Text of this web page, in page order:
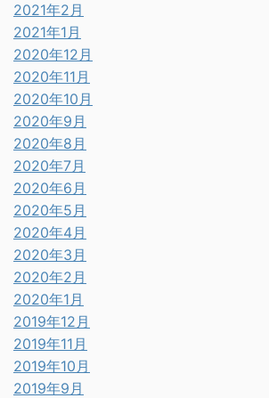
2021年2月
2021年1月
2020年12月
2020年11月
2020年10月
2020年9月
2020年8月
2020年7月
2020年6月
2020年5月
2020年4月
2020年3月
2020年2月
2020年1月
2019年12月
2019年11月
2019年10月
2019年9月